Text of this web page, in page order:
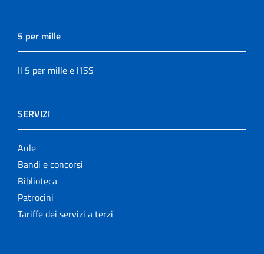
5 per mille
Il 5 per mille e l'ISS
SERVIZI
Aule
Bandi e concorsi
Biblioteca
Patrocini
Tariffe dei servizi a terzi